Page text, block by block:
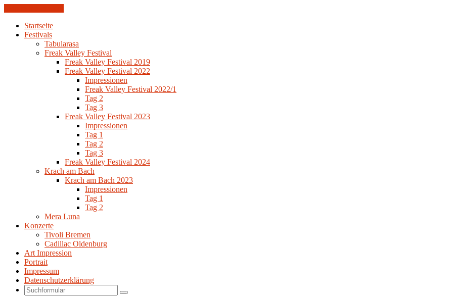
Startseite
Festivals
Tabularasa
Freak Valley Festival
Freak Valley Festival 2019
Freak Valley Festival 2022
Impressionen
Freak Valley Festival 2022/1
Tag 2
Tag 3
Freak Valley Festival 2023
Impressionen
Tag 1
Tag 2
Tag 3
Freak Valley Festival 2024
Krach am Bach
Krach am Bach 2023
Impressionen
Tag 1
Tag 2
Mera Luna
Konzerte
Tivoli Bremen
Cadillac Oldenburg
Art Impression
Portrait
Impressum
Datenschutzerklärung